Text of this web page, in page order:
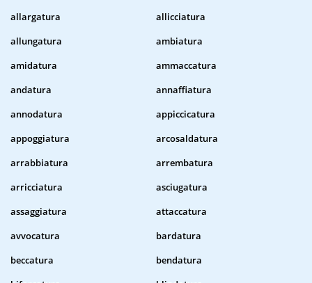
allargatura
allicciatura
allungatura
ambiatura
amidatura
ammaccatura
andatura
annaffiatura
annodatura
appiccicatura
appoggiatura
arcosaldatura
arrabbiatura
arrembatura
arricciatura
asciugatura
assaggiatura
attaccatura
avvocatura
bardatura
beccatura
bendatura